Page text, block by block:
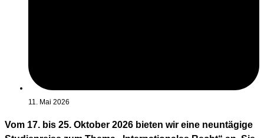
11. Mai 2026
Vom 17. bis 25. Oktober 2026 bieten wir eine neuntägige